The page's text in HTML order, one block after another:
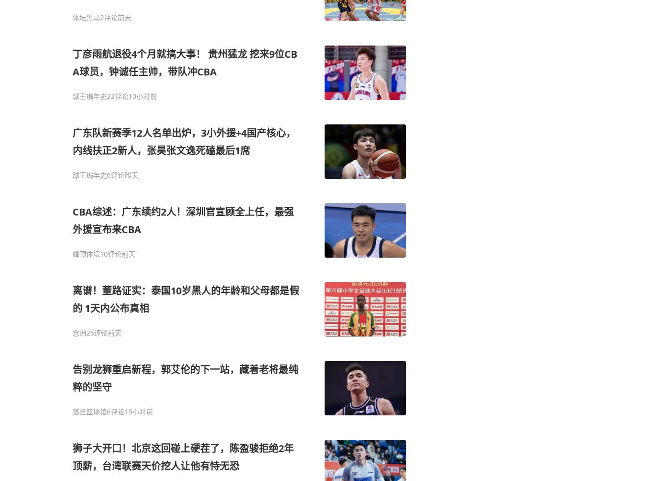
体坛黑马2评论前天
丁彦雨航退役4个月就搞大事！ 贵州猛龙 挖来9位CB
A球员，钟诚任主帅，带队冲CBA
球王编年史22评论10小时前
广东队新赛季12人名单出炉，3小外援+4国产核心，
内线扶正2新人，张昊张文逸死磕最后1席
球王编年史6评论昨天
CBA综述：广东续约2人！深圳官宣顾全上任，最强
外援宣布来CBA
峰顶体坛10评论前天
离谱！董路证实：泰国10岁黑人的年龄和父母都是假
的 1天内公布真相
念洲26评论前天
告别龙狮重启新程，郭艾伦的下一站，藏着老将最纯
粹的坚守
落日篮球馆6评论15小时前
狮子大开口！北京这回碰上硬茬了，陈盈骏拒绝2年
顶薪，台湾联赛天价挖人让他有恃无恐